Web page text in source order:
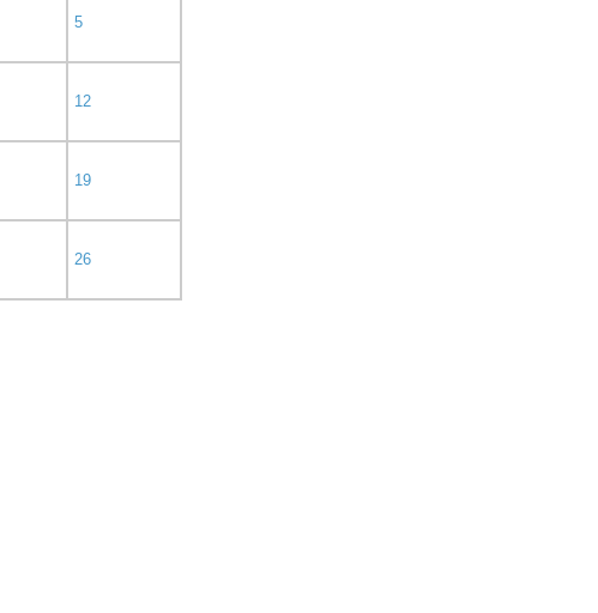
5
12
19
26